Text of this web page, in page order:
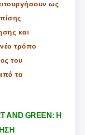
ως
και
τρόπο
του
τα
AND GREEN: Η